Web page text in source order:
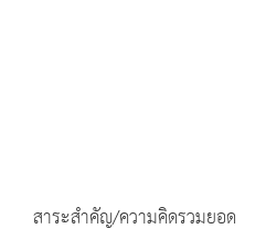
สาระสำคัญ/ความคิดรวมยอด